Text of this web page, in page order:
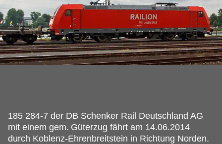
185 284-7 der DB Schenker Rail Deutschland AG
mit einem gem. Güterzug fährt am 14.06.2014
durch Koblenz-Ehrenbreitstein in Richtung Norden.